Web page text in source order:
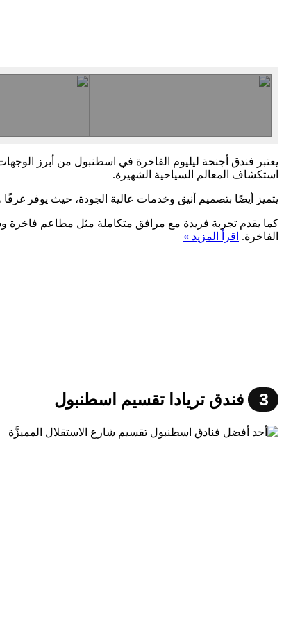
يعتبر فندق أجنحة ليليوم الفاخرة في اسطنبول من أبرز
استكشاف المعالم السياحية الشهيرة.
يتميز أيضًا بتصميم أنيق وخدمات عالية الجودة، حيث يوفر
كما يقدم تجربة فريدة مع مرافق متكاملة مثل مطاعم فاخرة
الفاخرة. اقرأ المزيد »
3 فندق تريادا تقسيم اسطنبول